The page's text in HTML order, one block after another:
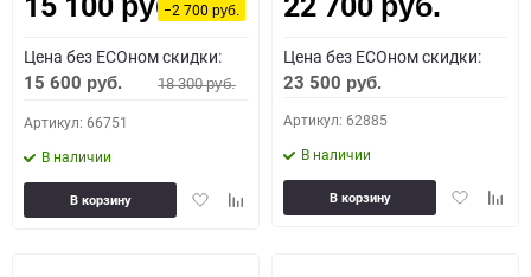
руб.−2 700руб.
Цена без ECOном скидки:
15 600 руб. 18 300руб.
Артикул: 66751
В наличии
ДобавитьДобавить
В корзину
руб.
Цена без ECOном скидки:
23 500 руб.
Артикул: 62885
В наличии
Добавить
В корзину